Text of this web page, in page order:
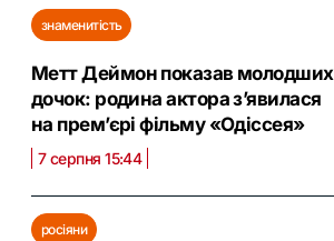
знаменитість
Метт Деймон показав молодших
дочок: родина актора з’явилася
на прем’єрі фільму «Одіссея»
7 серпня 15:44
росіяни